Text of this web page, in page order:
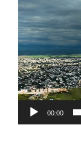
de
vídeo
00:00